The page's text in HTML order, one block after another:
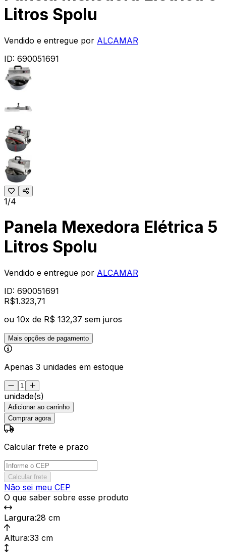
Litros Spolu
Vendido e entregue por ALCAMAR
ID: 690051691
1/4
Panela Mexedora Elétrica 5
Litros Spolu
Vendido e entregue por ALCAMAR
ID: 690051691
R$1.323,71
ou 10x de R$ 132,37 sem juros
Mais opções de pagamento
Apenas 3 unidades em estoque
unidade(s)
Adicionar ao carrinho
Comprar agora
Calcular frete e prazo
Calcular frete
Não sei meu CEP
O que saber sobre esse produto
Largura:28 cm
Altura:33 cm